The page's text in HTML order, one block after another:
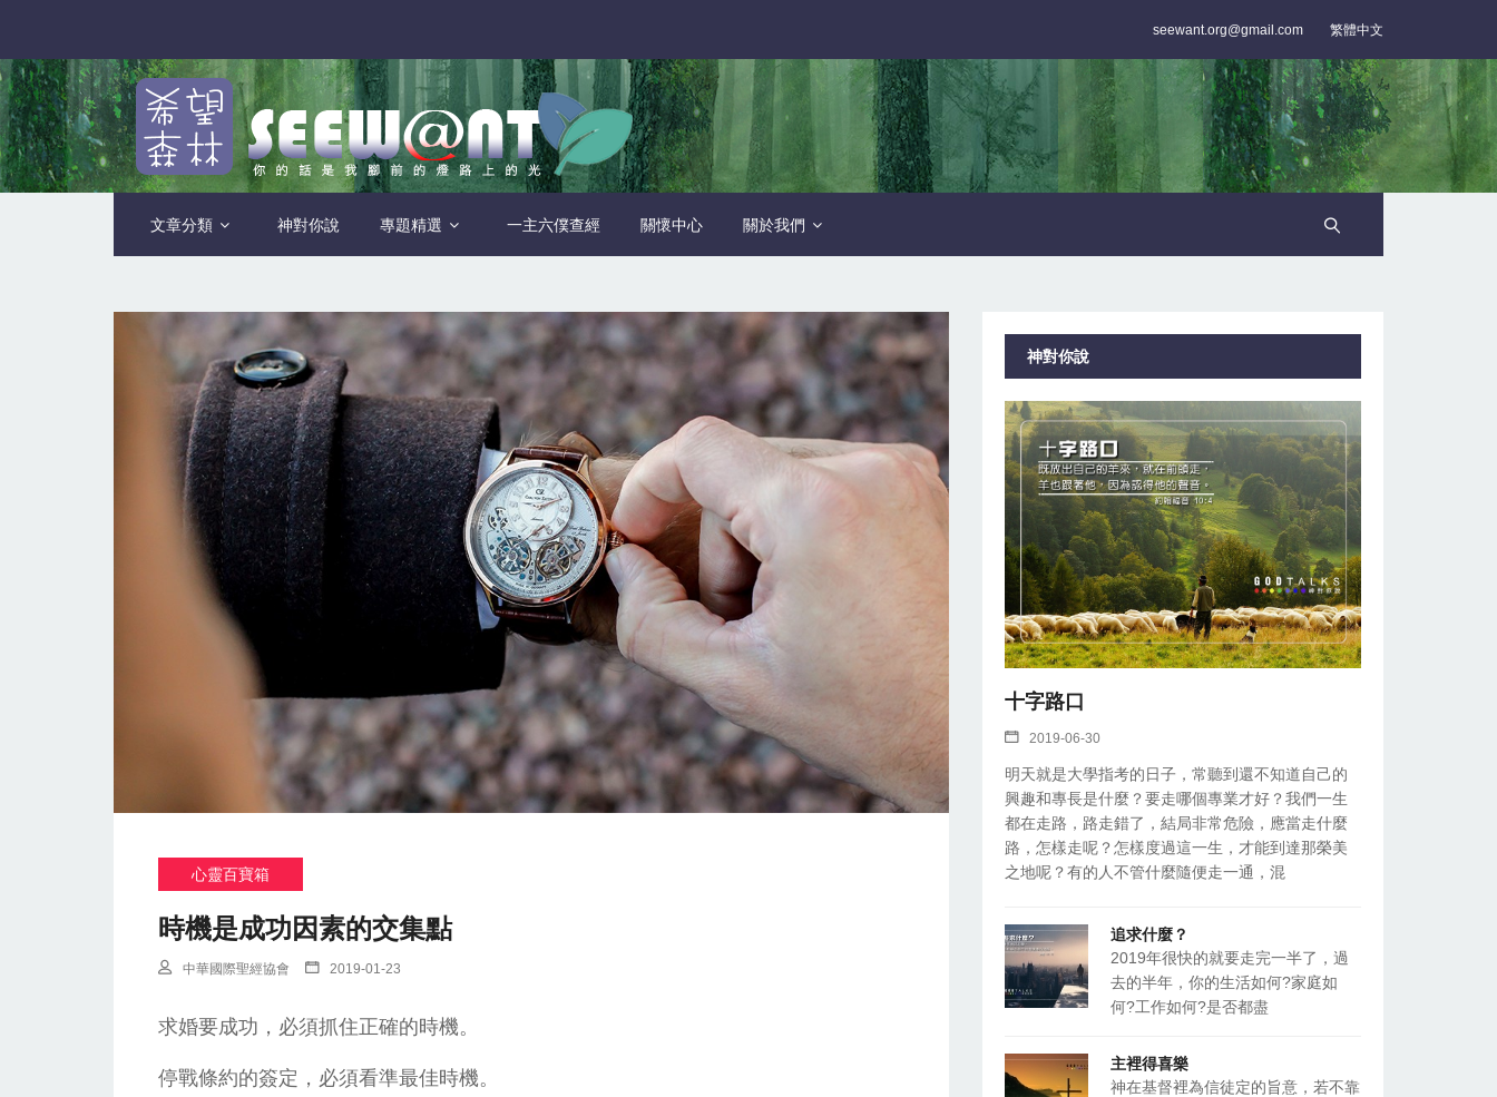
seewant.org@gmail.com 繁體中文
文章分類 神對你說 專題精選 一主六僕查經 關懷中心 關於我們
心靈百寶箱
時機是成功因素的交集點
中華國際聖經協會 2019-01-23
求婚要成功，必須抓住正確的時機。
停戰條約的簽定，必須看準最佳時機。
神對你說
十字路口
2019-06-30
明天就是大學指考的日子，常聽到還不知道自己的
興趣和專長是什麼？要走哪個專業才好？我們一生
都在走路，路走錯了，結局非常危險，應當走什麼
路，怎樣走呢？怎樣度過這一生，才能到達那榮美
之地呢？有的人不管什麼隨便走一通，混
追求什麼？
2019年很快的就要走完一半了，過
去的半年，你的生活如何?家庭如
何?工作如何?是否都盡
主裡得喜樂
神在基督裡為信徒定的旨意，若不靠